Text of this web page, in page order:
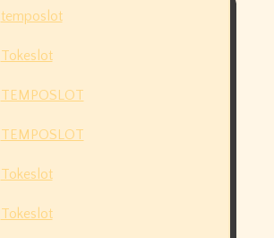
temposlot
Tokeslot
TEMPOSLOT
TEMPOSLOT
Tokeslot
Tokeslot